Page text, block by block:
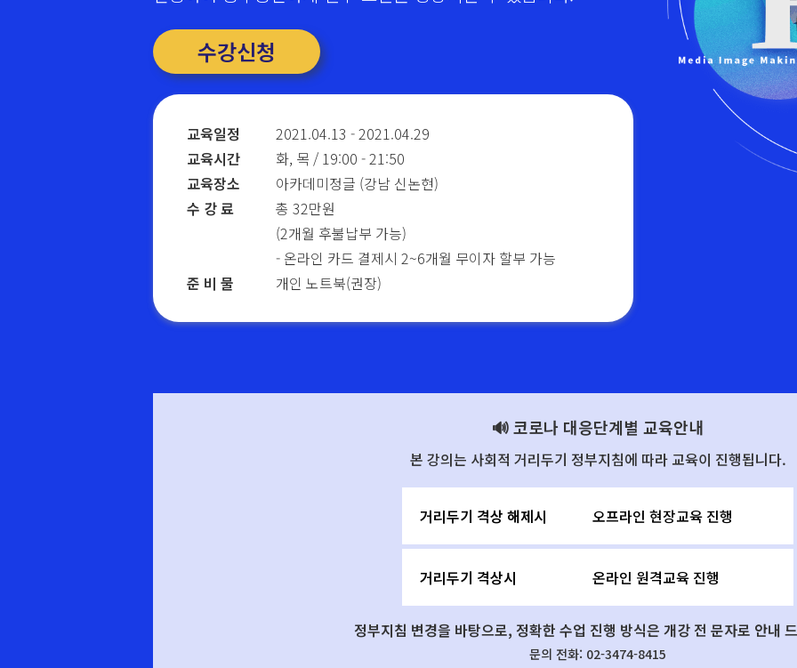
수강신청
교육일정
2021.04.13 - 2021.04.29
교육시간
화, 목 / 19:00 - 21:50
교육장소
아카데미정글 (강남 신논현)
수 강 료
총 32만원
(2개월 후불납부 가능)
- 온라인 카드 결제시 2~6개월 무이자 할부 가능
준 비 물
개인 노트북(권장)
🔊 코로나 대응단계별 교육안내
본 강의는 사회적 거리두기 정부지침에 따라 교육이 진행됩니다.
거리두기 격상 해제시 오프라인 현장교육 진행
거리두기 격상시 온라인 원격교육 진행
정부지침 변경을 바탕으로, 정확한 수업 진행 방식은 개강 전 문자로 안내
문의 전화: 02-3474-8415